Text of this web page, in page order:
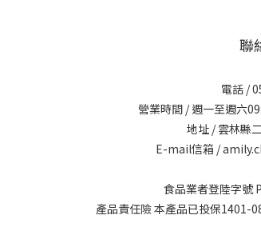
聯
電話 /
營業時間 / 週一至週六
地址 / 雲林縣
E-mail信箱 /
食品業者登陸字號
產品責任險 本產品已投保1401-